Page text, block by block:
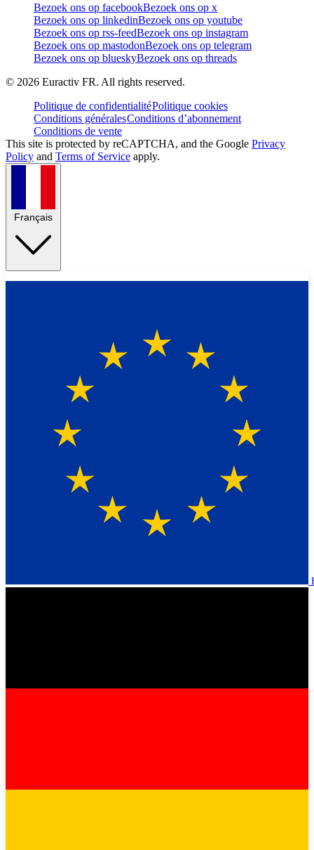
Bezoek ons op facebookBezoek ons op x
Bezoek ons op linkedinBezoek ons op youtube
Bezoek ons op rss-feedBezoek ons op instagram
Bezoek ons op mastodonBezoek ons op telegram
Bezoek ons op blueskyBezoek ons op threads
© 2026 Euractiv FR. All rights reserved.
Politique de confidentialitéPolitique cookies
Conditions généralesConditions d’abonnement
Conditions de vente
This site is protected by reCAPTCHA, and the Google Privacy
Policy and Terms of Service apply.
Français